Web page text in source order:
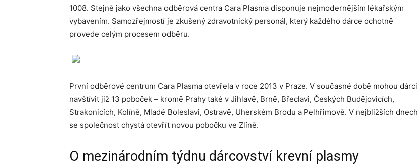
1008. Stejně jako všechna odběrová centra Cara Plasma disponuje nejmodernějším lékařským
vybavením. Samozřejmostí je zkušený zdravotnický personál, který každého dárce ochotně
provede celým procesem odběru.
První odběrové centrum Cara Plasma otevřela v roce 2013 v Praze. V současné době mohou dárci
navštívit již 13 poboček – kromě Prahy také v Jihlavě, Brně, Břeclavi, Českých Budějovicích,
Strakonicích, Kolíně, Mladé Boleslavi, Ostravě, Uherském Brodu a Pelhřimově. V nejbližších dnech
se společnost chystá otevřít novou pobočku ve Zlíně.
O mezinárodním týdnu dárcovství krevní plasmy